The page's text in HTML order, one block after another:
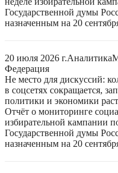
Государственной думы
назначенным на 20
20 июля 2026 г.Аналитика
Федерация
Не место для дискуссий:
в соцсетях сокращается,
политики и экономики
Отчёт о мониторинге
избирательной кампании
Государственной думы
назначенным на 20